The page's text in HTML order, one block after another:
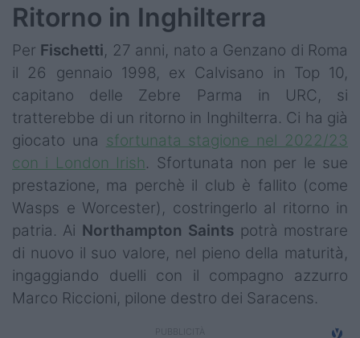
Ritorno in Inghilterra
Per Fischetti, 27 anni, nato a Genzano di Roma
il 26 gennaio 1998, ex Calvisano in Top 10,
capitano delle Zebre Parma in URC, si
tratterebbe di un ritorno in Inghilterra. Ci ha già
giocato una sfortunata stagione nel 2022/23
con i London Irish. Sfortunata non per le sue
prestazione, ma perchè il club è fallito (come
Wasps e Worcester), costringerlo al ritorno in
patria. Ai Northampton Saints potrà mostrare
di nuovo il suo valore, nel pieno della maturità,
ingaggiando duelli con il compagno azzurro
Marco Riccioni, pilone destro dei Saracens.